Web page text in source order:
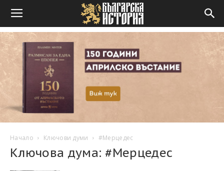
Начало Ключови думи #Мерцедес
Ключова дума: #Мерцедес